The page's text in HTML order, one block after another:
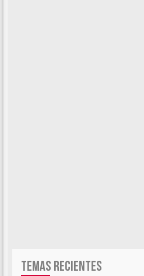
TEMAS RECIENTES